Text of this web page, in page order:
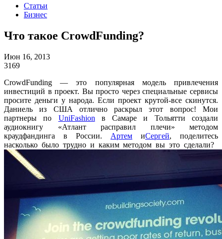
Статьи
Бизнес
Что такое CrowdFunding?
Июн 16, 2013
3169
CrowdFunding — это популярная модель привлечения
инвестиций в проект. Вы просто через специальные сервисы
просите деньги у народа. Если проект крутой-все скинутся.
Даниель из США отлично раскрыл этот вопрос! Мои
партнеры по UniFashion в Самаре и Тольятти создали
аудиокнигу «Атлант расправил плечи» методом
краудфандинга в России. Артем иСергей, поделитесь
насколько было трудно и каким методом вы это сделали?